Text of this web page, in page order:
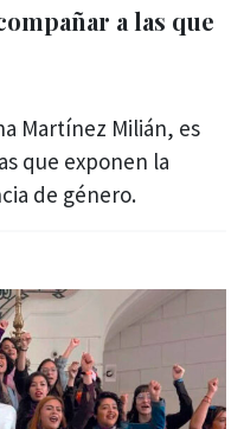
a las que
Martínez Milián, es
que exponen la
de género.